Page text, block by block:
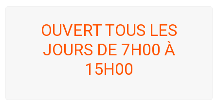
OUVERT TOUS LES
JOURS DE 7H00 À
15H00